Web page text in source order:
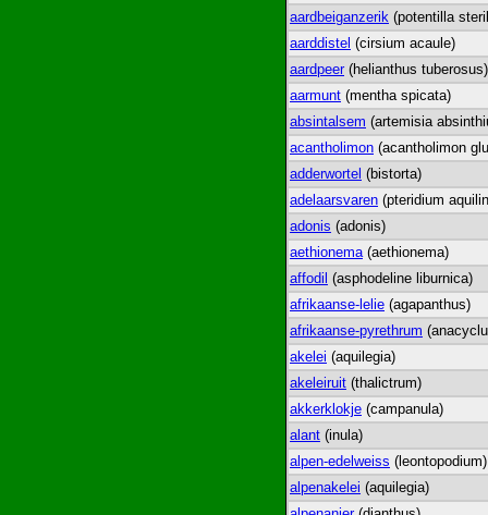
aardbeiganzerik (potentilla
aarddistel (cirsium acaule)
aardpeer (helianthus tuberosus)
aarmunt (mentha spicata)
absintalsem (artemisia
acantholimon (acantholimon
adderwortel (bistorta)
adelaarsvaren (pteridium
adonis (adonis)
aethionema(aethionema)
affodil (asphodeline liburnica)
afrikaanse-lelie (agapanthus)
afrikaanse-pyrethrum
akelei (aquilegia)
akeleiruit (thalictrum)
akkerklokje (campanula)
alant (inula)
alpen-edelweiss (leontopodium)
alpenakelei (aquilegia)